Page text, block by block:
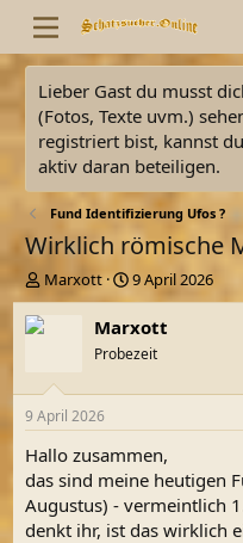
Lieber Gast du musst
(Fotos, Texte uvm.)
registriert bist, kannst
aktiv daran beteiligen.
Fund Identifizierung Ufos ?
Wirklich römische
E
r
s
e
r
Marxott
E
r
s
e
t
a
9 April 2026
Marxott
Probezeit
9 April 2026
Hallo zusammen,
das sind meine heutigen
Augustus) - vermeintlich
denkt ihr, ist das wirklich